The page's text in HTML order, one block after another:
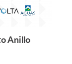
más +
Anillo